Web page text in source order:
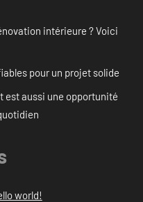
intérieure ? Voici
pour un projet solide
est aussi une opportunité
world!